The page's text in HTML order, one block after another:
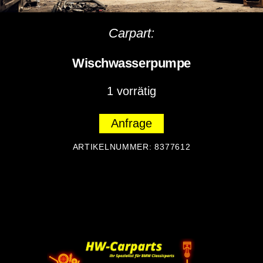
Carpart:
Wischwasserpumpe
1 vorrätig
Anfrage
ARTIKELNUMMER:8377612